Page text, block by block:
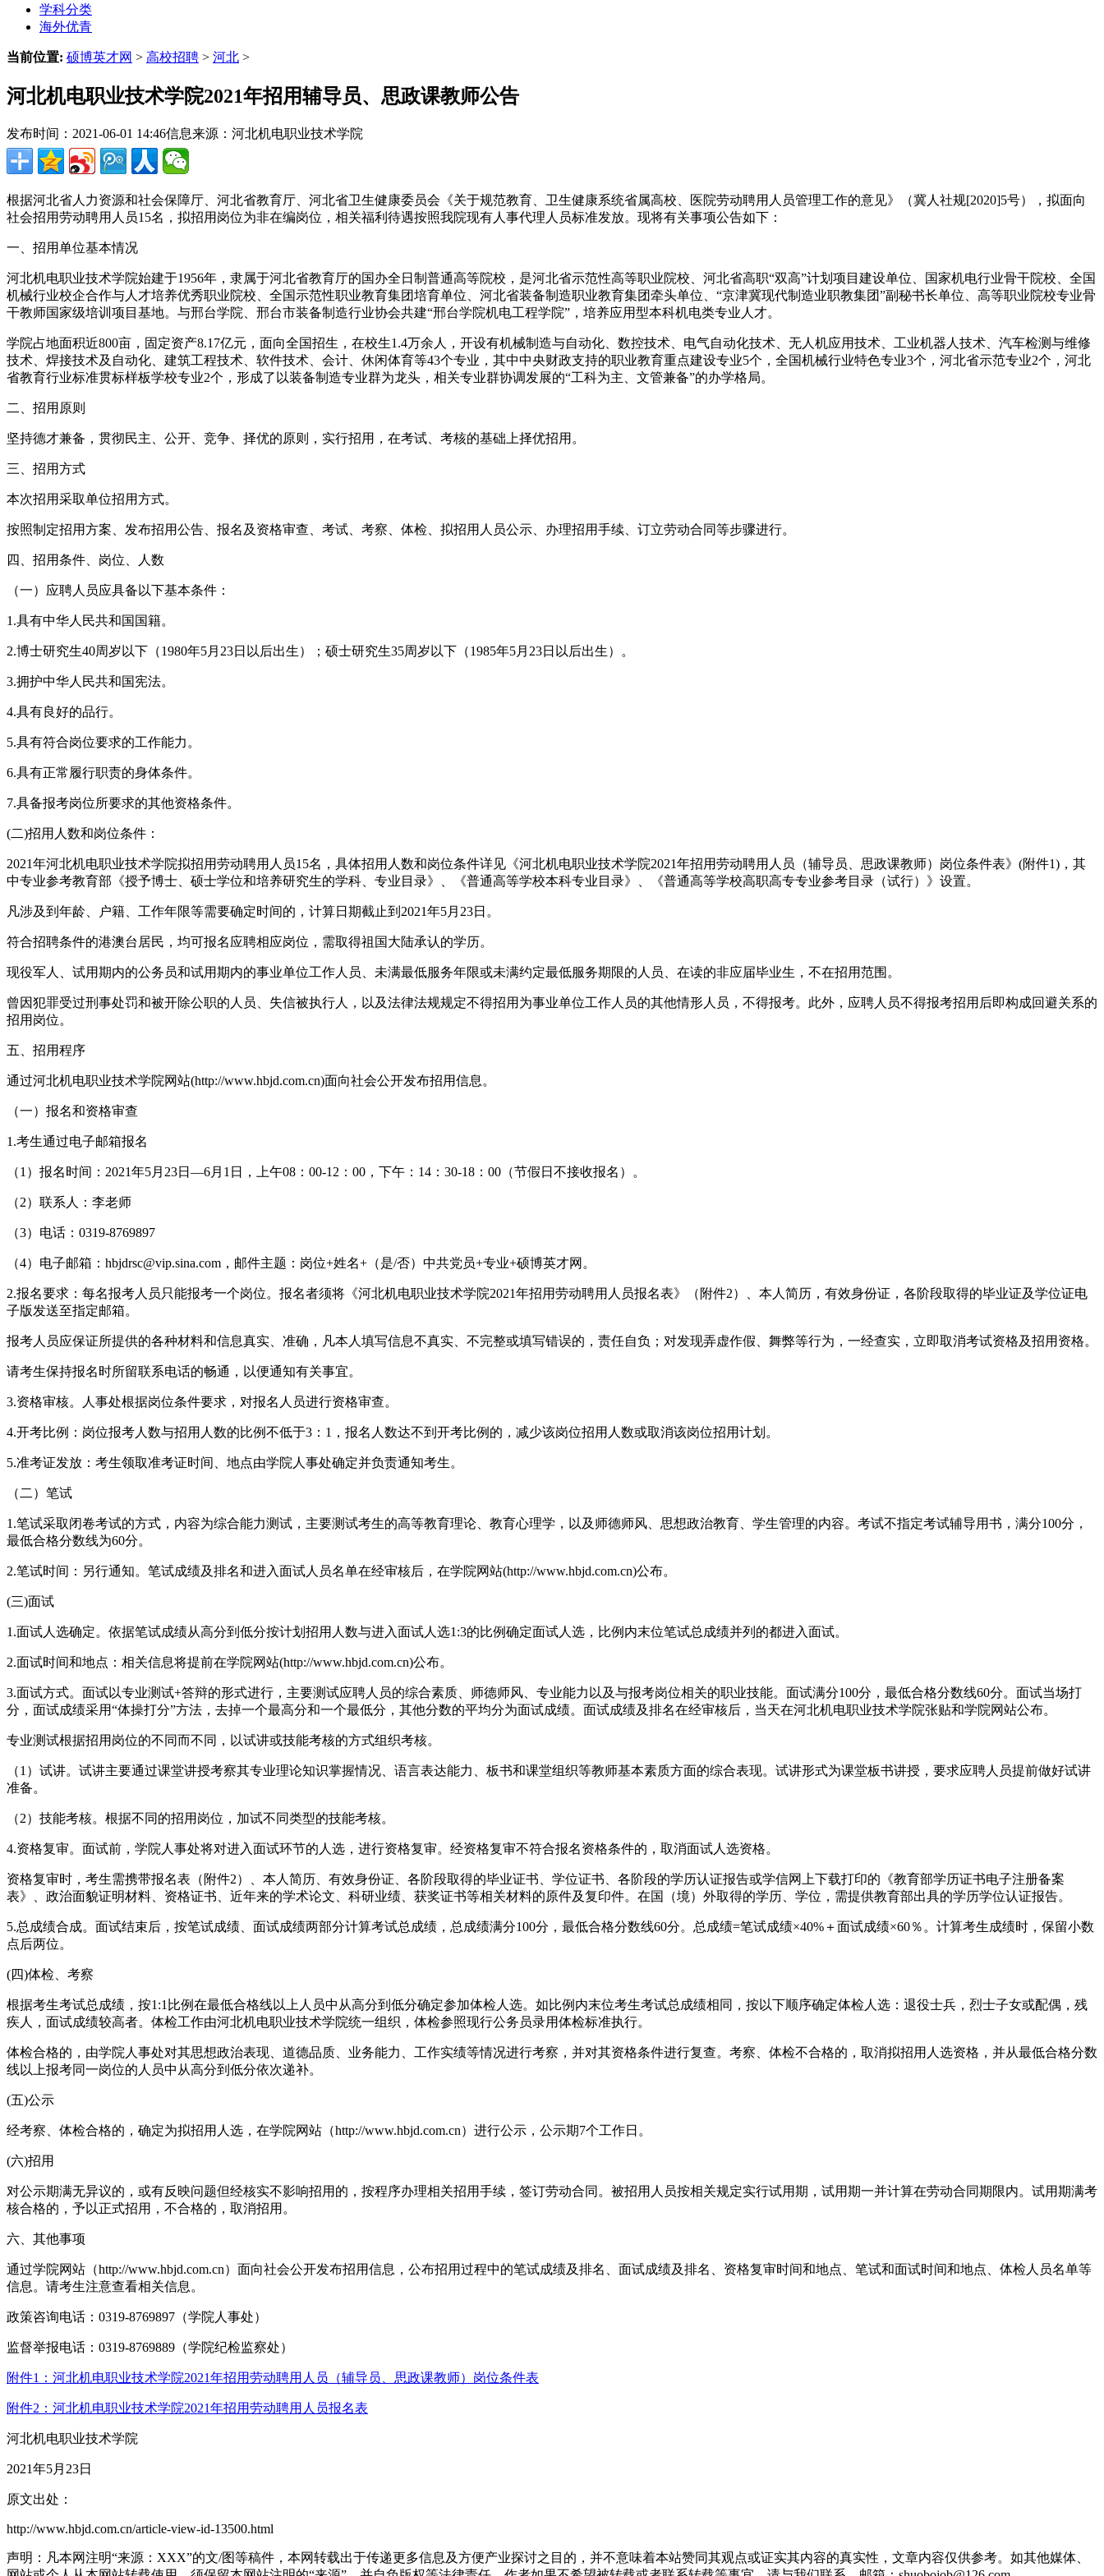
学科分类
海外优青
当前位置: 硕博英才网 > 高校招聘 > 河北 >
河北机电职业技术学院2021年招用辅导员、思政课教师公告
发布时间：2021-06-01 14:46信息来源：河北机电职业技术学院
根据河北省人力资源和社会保障厅、河北省教育厅、河北省卫生健康委员会《关于规范教育、卫生健康系统省属高校、医院劳动聘用人员管理工作的意见》（冀人社规[2020]5号），拟面向
社会招用劳动聘用人员15名，拟招用岗位为非在编岗位，相关福利待遇按照我院现有人事代理人员标准发放。现将有关事项公告如下：
一、招用单位基本情况
河北机电职业技术学院始建于1956年，隶属于河北省教育厅的国办全日制普通高等院校，是河北省示范性高等职业院校、河北省高职“双高”计划项目建设单位、国家机电行业骨干院校、全国
机械行业校企合作与人才培养优秀职业院校、全国示范性职业教育集团培育单位、河北省装备制造职业教育集团牵头单位、“京津冀现代制造业职教集团”副秘书长单位、高等职业院校专业骨
干教师国家级培训项目基地。与邢台学院、邢台市装备制造行业协会共建“邢台学院机电工程学院”，培养应用型本科机电类专业人才。
学院占地面积近800亩，固定资产8.17亿元，面向全国招生，在校生1.4万余人，开设有机械制造与自动化、数控技术、电气自动化技术、无人机应用技术、工业机器人技术、汽车检测与维修
技术、焊接技术及自动化、建筑工程技术、软件技术、会计、休闲体育等43个专业，其中中央财政支持的职业教育重点建设专业5个，全国机械行业特色专业3个，河北省示范专业2个，河北
省教育行业标准贯标样板学校专业2个，形成了以装备制造专业群为龙头，相关专业群协调发展的“工科为主、文管兼备”的办学格局。
二、招用原则
坚持德才兼备，贯彻民主、公开、竞争、择优的原则，实行招用，在考试、考核的基础上择优招用。
三、招用方式
本次招用采取单位招用方式。
按照制定招用方案、发布招用公告、报名及资格审查、考试、考察、体检、拟招用人员公示、办理招用手续、订立劳动合同等步骤进行。
四、招用条件、岗位、人数
（一）应聘人员应具备以下基本条件：
1.具有中华人民共和国国籍。
2.博士研究生40周岁以下（1980年5月23日以后出生）；硕士研究生35周岁以下（1985年5月23日以后出生）。
3.拥护中华人民共和国宪法。
4.具有良好的品行。
5.具有符合岗位要求的工作能力。
6.具有正常履行职责的身体条件。
7.具备报考岗位所要求的其他资格条件。
(二)招用人数和岗位条件：
2021年河北机电职业技术学院拟招用劳动聘用人员15名，具体招用人数和岗位条件详见《河北机电职业技术学院2021年招用劳动聘用人员（辅导员、思政课教师）岗位条件表》(附件1)，其
中专业参考教育部《授予博士、硕士学位和培养研究生的学科、专业目录》、《普通高等学校本科专业目录》、《普通高等学校高职高专专业参考目录（试行）》设置。
凡涉及到年龄、户籍、工作年限等需要确定时间的，计算日期截止到2021年5月23日。
符合招聘条件的港澳台居民，均可报名应聘相应岗位，需取得祖国大陆承认的学历。
现役军人、试用期内的公务员和试用期内的事业单位工作人员、未满最低服务年限或未满约定最低服务期限的人员、在读的非应届毕业生，不在招用范围。
曾因犯罪受过刑事处罚和被开除公职的人员、失信被执行人，以及法律法规规定不得招用为事业单位工作人员的其他情形人员，不得报考。此外，应聘人员不得报考招用后即构成回避关系的
招用岗位。
五、招用程序
通过河北机电职业技术学院网站(http://www.hbjd.com.cn)面向社会公开发布招用信息。
（一）报名和资格审查
1.考生通过电子邮箱报名
（1）报名时间：2021年5月23日—6月1日，上午08：00-12：00，下午：14：30-18：00（节假日不接收报名）。
（2）联系人：李老师
（3）电话：0319-8769897
（4）电子邮箱：hbjdrsc@vip.sina.com，邮件主题：岗位+姓名+（是/否）中共党员+专业+硕博英才网。
2.报名要求：每名报考人员只能报考一个岗位。报名者须将《河北机电职业技术学院2021年招用劳动聘用人员报名表》（附件2）、本人简历，有效身份证，各阶段取得的毕业证及学位证电
子版发送至指定邮箱。
报考人员应保证所提供的各种材料和信息真实、准确，凡本人填写信息不真实、不完整或填写错误的，责任自负；对发现弄虚作假、舞弊等行为，一经查实，立即取消考试资格及招用资格。
请考生保持报名时所留联系电话的畅通，以便通知有关事宜。
3.资格审核。人事处根据岗位条件要求，对报名人员进行资格审查。
4.开考比例：岗位报考人数与招用人数的比例不低于3：1，报名人数达不到开考比例的，减少该岗位招用人数或取消该岗位招用计划。
5.准考证发放：考生领取准考证时间、地点由学院人事处确定并负责通知考生。
（二）笔试
1.笔试采取闭卷考试的方式，内容为综合能力测试，主要测试考生的高等教育理论、教育心理学，以及师德师风、思想政治教育、学生管理的内容。考试不指定考试辅导用书，满分100分，
最低合格分数线为60分。
2.笔试时间：另行通知。笔试成绩及排名和进入面试人员名单在经审核后，在学院网站(http://www.hbjd.com.cn)公布。
(三)面试
1.面试人选确定。依据笔试成绩从高分到低分按计划招用人数与进入面试人选1:3的比例确定面试人选，比例内末位笔试总成绩并列的都进入面试。
2.面试时间和地点：相关信息将提前在学院网站(http://www.hbjd.com.cn)公布。
3.面试方式。面试以专业测试+答辩的形式进行，主要测试应聘人员的综合素质、师德师风、专业能力以及与报考岗位相关的职业技能。面试满分100分，最低合格分数线60分。面试当场打
分，面试成绩采用“体操打分”方法，去掉一个最高分和一个最低分，其他分数的平均分为面试成绩。面试成绩及排名在经审核后，当天在河北机电职业技术学院张贴和学院网站公布。
专业测试根据招用岗位的不同而不同，以试讲或技能考核的方式组织考核。
（1）试讲。试讲主要通过课堂讲授考察其专业理论知识掌握情况、语言表达能力、板书和课堂组织等教师基本素质方面的综合表现。试讲形式为课堂板书讲授，要求应聘人员提前做好试讲
准备。
（2）技能考核。根据不同的招用岗位，加试不同类型的技能考核。
4.资格复审。面试前，学院人事处将对进入面试环节的人选，进行资格复审。经资格复审不符合报名资格条件的，取消面试人选资格。
资格复审时，考生需携带报名表（附件2）、本人简历、有效身份证、各阶段取得的毕业证书、学位证书、各阶段的学历认证报告或学信网上下载打印的《教育部学历证书电子注册备案
表》、政治面貌证明材料、资格证书、近年来的学术论文、科研业绩、获奖证书等相关材料的原件及复印件。在国（境）外取得的学历、学位，需提供教育部出具的学历学位认证报告。
5.总成绩合成。面试结束后，按笔试成绩、面试成绩两部分计算考试总成绩，总成绩满分100分，最低合格分数线60分。总成绩=笔试成绩×40%＋面试成绩×60％。计算考生成绩时，保留小数
点后两位。
(四)体检、考察
根据考生考试总成绩，按1:1比例在最低合格线以上人员中从高分到低分确定参加体检人选。如比例内末位考生考试总成绩相同，按以下顺序确定体检人选：退役士兵，烈士子女或配偶，残
疾人，面试成绩较高者。体检工作由河北机电职业技术学院统一组织，体检参照现行公务员录用体检标准执行。
体检合格的，由学院人事处对其思想政治表现、道德品质、业务能力、工作实绩等情况进行考察，并对其资格条件进行复查。考察、体检不合格的，取消拟招用人选资格，并从最低合格分数
线以上报考同一岗位的人员中从高分到低分依次递补。
(五)公示
经考察、体检合格的，确定为拟招用人选，在学院网站（http://www.hbjd.com.cn）进行公示，公示期7个工作日。
(六)招用
对公示期满无异议的，或有反映问题但经核实不影响招用的，按程序办理相关招用手续，签订劳动合同。被招用人员按相关规定实行试用期，试用期一并计算在劳动合同期限内。试用期满考
核合格的，予以正式招用，不合格的，取消招用。
六、其他事项
通过学院网站（http://www.hbjd.com.cn）面向社会公开发布招用信息，公布招用过程中的笔试成绩及排名、面试成绩及排名、资格复审时间和地点、笔试和面试时间和地点、体检人员名单等
信息。请考生注意查看相关信息。
政策咨询电话：0319-8769897（学院人事处）
监督举报电话：0319-8769889（学院纪检监察处）
附件1：河北机电职业技术学院2021年招用劳动聘用人员（辅导员、思政课教师）岗位条件表
附件2：河北机电职业技术学院2021年招用劳动聘用人员报名表
河北机电职业技术学院
2021年5月23日
原文出处：
http://www.hbjd.com.cn/article-view-id-13500.html
声明：凡本网注明“来源：XXX”的文/图等稿件，本网转载出于传递更多信息及方便产业探讨之目的，并不意味着本站赞同其观点或证实其内容的真实性，文章内容仅供参考。如其他媒体、